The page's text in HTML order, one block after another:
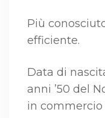
Più
efficiente.
Data di
anni ’50 del
in commercio